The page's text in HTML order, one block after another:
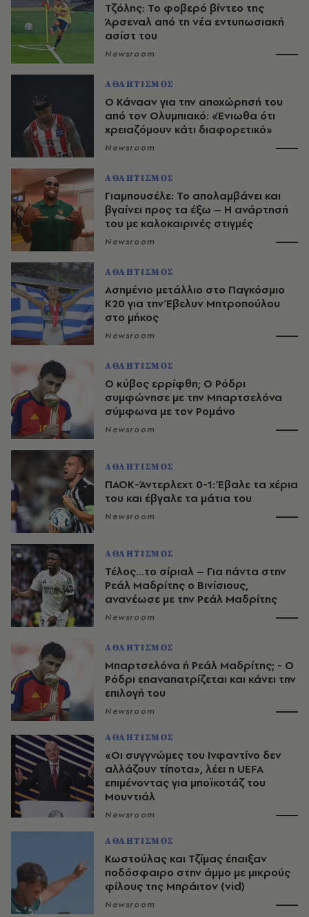
Τζόλης: Το φοβερό βίντεο της
Άρσεναλ από τη νέα εντυπωσιακή
ασίστ του
Newsroom
ΑΘΛΗΤΙΣΜΟΣ
Ο Κάνααν για την αποχώρησή του
από τον Ολυμπιακό: «Ένιωθα ότι
χρειαζόμουν κάτι διαφορετικό»
Newsroom
ΑΘΛΗΤΙΣΜΟΣ
Γιαμπουσέλε: Το απολαμβάνει και
βγαίνει προς τα έξω – Η ανάρτησή
του με καλοκαιρινές στιγμές
Newsroom
ΑΘΛΗΤΙΣΜΟΣ
Ασημένιο μετάλλιο στο Παγκόσμιο
Κ20 για την Έβελυν Μητροπούλου
στο μήκος
Newsroom
ΑΘΛΗΤΙΣΜΟΣ
O κύβος ερρίφθη; Ο Ρόδρι
συμφώνησε με την Μπαρτσελόνα
σύμφωνα με τον Ρομάνο
Newsroom
ΑΘΛΗΤΙΣΜΟΣ
ΠΑΟΚ-Άντερλεχτ 0-1: Έβαλε τα χέρια
του και έβγαλε τα μάτια του
Newsroom
ΑΘΛΗΤΙΣΜΟΣ
Τέλος…το σίριαλ – Για πάντα στην
Ρεάλ Μαδρίτης ο Βινίσιους,
ανανέωσε με την Ρεάλ Μαδρίτης
Newsroom
ΑΘΛΗΤΙΣΜΟΣ
Μπαρτσελόνα ή Ρεάλ Μαδρίτης; - Ο
Ρόδρι επαναπατρίζεται και κάνει την
επιλογή του
Newsroom
ΑΘΛΗΤΙΣΜΟΣ
«Οι συγγνώμες του Ινφαντίνο δεν
αλλάζουν τίποτα», λέει η UEFA
επιμένοντας για μποϊκοτάζ του
Μουντιάλ
Newsroom
ΑΘΛΗΤΙΣΜΟΣ
Κωστούλας και Τζίμας έπαιξαν
ποδόσφαιρο στην άμμο με μικρούς
φίλους της Μπράιτον (vid)
Newsroom